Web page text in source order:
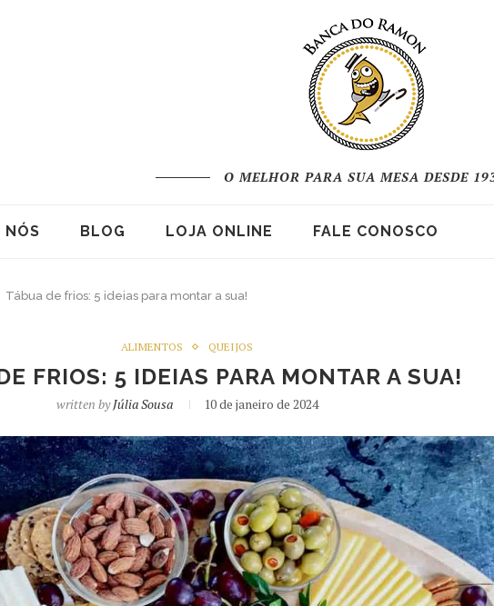
O MELHOR PARA SUA MESA DESDE
NÓS BLOG LOJA ONLINE FALE CONOSCO
Tábua de frios: 5 ideias para montar a sua!
ALIMENTOS QUEIJOS
FRIOS: 5 IDEIAS PARA MONTAR A SUA!
written byJúlia Sousa 10 de janeiro de 2024